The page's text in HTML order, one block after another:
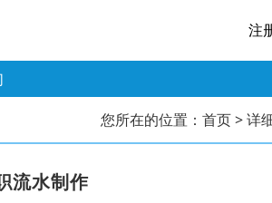
注
您所在的位置： 首页> 详
流水制作